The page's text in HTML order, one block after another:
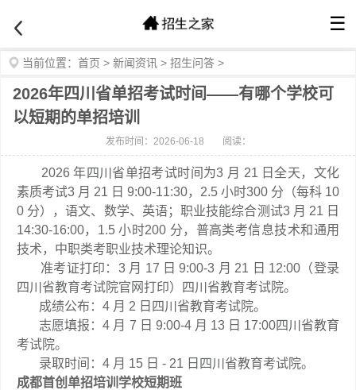
☰
当前位置： 首页 > 新闻资讯 > 招生问答 >
2026年四川省单招考试时间——有哪个学校可
以短期的单招培训
发布时间：2026-06-18 阅读：
2026 年四川省单招考试时间为3 月 21 日全天，文化
素质考试3 月 21 日 9:00-11:30，2.5 小时300 分（每科 10
0 分），语文、数学、英语；职业技能综合测试3 月 21 日
14:30-16:00，1.5 小时200 分，普高类考信息技术和通用
技术，中职类考职业技术理论知识。
准考证打印：3 月 17 日 9:00-3 月 21 日 12:00（登录
四川省教育考试院官网打印）四川省教育考试院。
成绩公布：4 月 2 日四川省教育考试院。
志愿填报：4 月 7 日 9:00-4 月 13 日 17:00四川省教育
考试院。
录取时间：4 月 15 日 - 21 日四川省教育考试院。
成都首创单招培训学校短期班